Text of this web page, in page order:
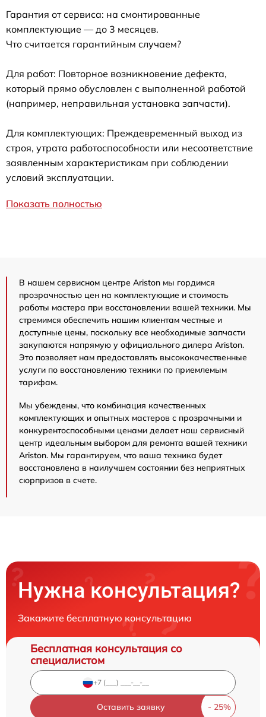
Гарантия от сервиса: на смонтированные
комплектующие — до 3 месяцев.
Что считается гарантийным случаем?
Для работ: Повторное возникновение дефекта,
который прямо обусловлен с выполненной работой
(например, неправильная установка запчасти).
Для комплектующих: Преждевременный выход из
строя, утрата работоспособности или несоответствие
заявленным характеристикам при соблюдении
условий эксплуатации.
Показать полностью
В нашем сервисном центре Ariston мы гордимся
прозрачностью цен на комплектующие и стоимость
работы мастера при восстановлении вашей техники. Мы
стремимся обеспечить нашим клиентам честные и
доступные цены, поскольку все необходимые запчасти
закупаются напрямую у официального дилера Ariston.
Это позволяет нам предоставлять высококачественные
услуги по восстановлению техники по приемлемым
тарифам.
Мы убеждены, что комбинация качественных
комплектующих и опытных мастеров с прозрачными и
конкурентоспособными ценами делает наш сервисный
центр идеальным выбором для ремонта вашей техники
Ariston. Мы гарантируем, что ваша техника будет
восстановлена в наилучшем состоянии без неприятных
сюрпризов в счете.
Нужна консультация?
Закажите бесплатную консультацию
Бесплатная консультация со
специалистом
Оставить заявку